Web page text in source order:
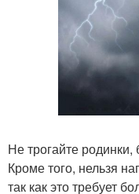
Не трогайте родинки,
Кроме того, нельзя
так как это требует